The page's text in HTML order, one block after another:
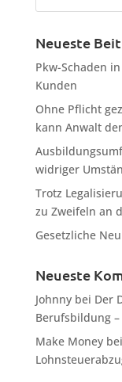
Neueste
Pkw-Schaden
Kunden
Ohne Pflicht
kann Anwalt
widriger
Trotz
zu Zweifeln an
Gesetzliche
Neueste
Johnnybei Der
Berufsbildung
Make Moneybei